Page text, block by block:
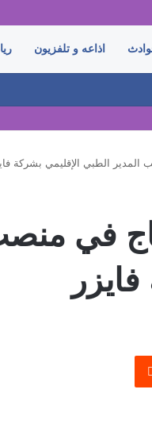
اذاعه و تلفزيون
الطبي الإقليمي بشركة
في